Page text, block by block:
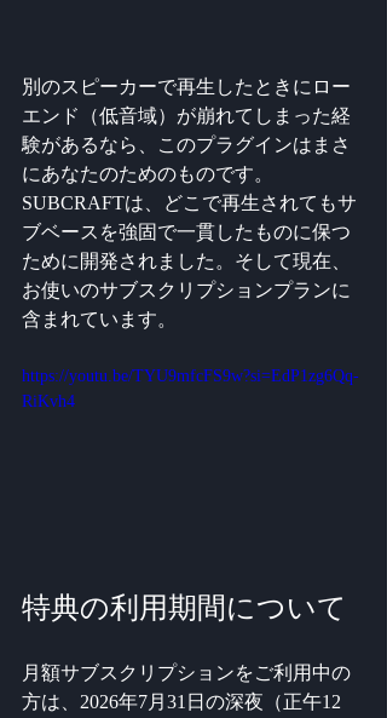
別のスピーカーで再生したときにロー
エンド（低音域）が崩れてしまった経
験があるなら、このプラグインはまさ
にあなたのためのものです。
SUBCRAFTは、どこで再生されてもサ
ブベースを強固で一貫したものに保つ
ために開発されました。そして現在、
お使いのサブスクリプションプランに
含まれています。
https://youtu.be/TYU9mfcFS9w?si=EdP1zg6Qq-
RiKvh4
特典の利用期間について
月額サブスクリプションをご利用中の
方は、2026年7月31日の深夜（正午12